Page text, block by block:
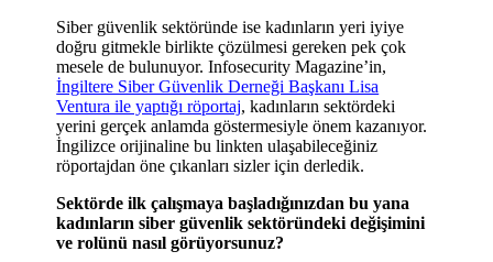
Siber güvenlik sektöründe ise kadınların yeri iyiye
doğru gitmekle birlikte çözülmesi gereken pek çok
mesele de bulunuyor. Infosecurity Magazine’in,
İngiltere Siber Güvenlik Derneği Başkanı Lisa
Ventura ile yaptığı röportaj, kadınların sektördeki
yerini gerçek anlamda göstermesiyle önem kazanıyor.
İngilizce orijinaline bu linkten ulaşabileceğiniz
röportajdan öne çıkanları sizler için derledik.
Sektörde ilk çalışmaya başladığınızdan bu yana
kadınların siber güvenlik sektöründeki değişimini
ve rolünü nasıl görüyorsunuz?